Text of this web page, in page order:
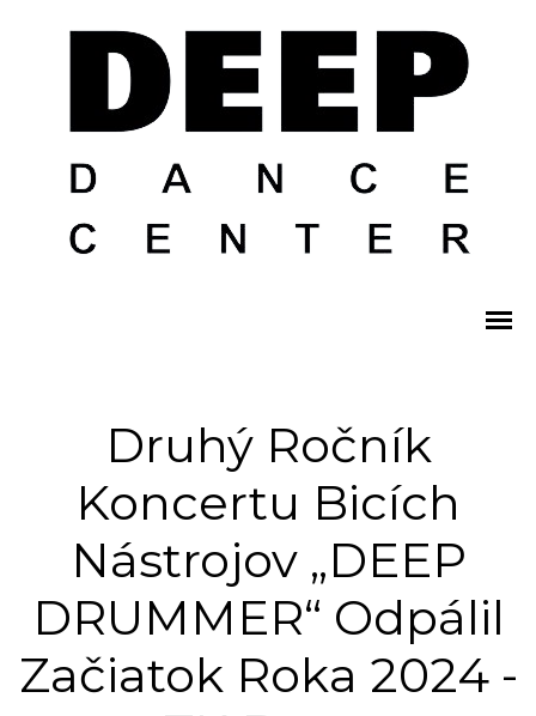
Druhý Ročník
Koncertu Bicích
Nástrojov „DEEP
DRUMMER“ Odpálil
Začiatok Roka 2024 -